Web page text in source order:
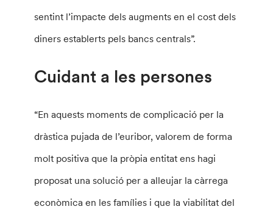
sentint l’impacte dels augments en el cost dels
diners establerts pels bancs centrals”.
Cuidant a les persones
“En aquests moments de complicació per la
dràstica pujada de l’euribor, valorem de forma
molt positiva que la pròpia entitat ens hagi
proposat una solució per a alleujar la càrrega
econòmica en les famílies i que la viabilitat del